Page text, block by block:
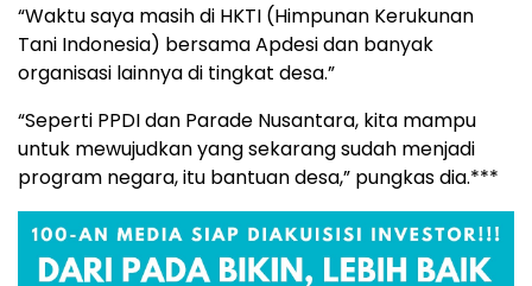
“Waktu saya masih di HKTI (Himpunan Kerukunan
Tani Indonesia) bersama Apdesi dan banyak
organisasi lainnya di tingkat desa.”
“Seperti PPDI dan Parade Nusantara, kita mampu
untuk mewujudkan yang sekarang sudah menjadi
program negara, itu bantuan desa,” pungkas dia.***